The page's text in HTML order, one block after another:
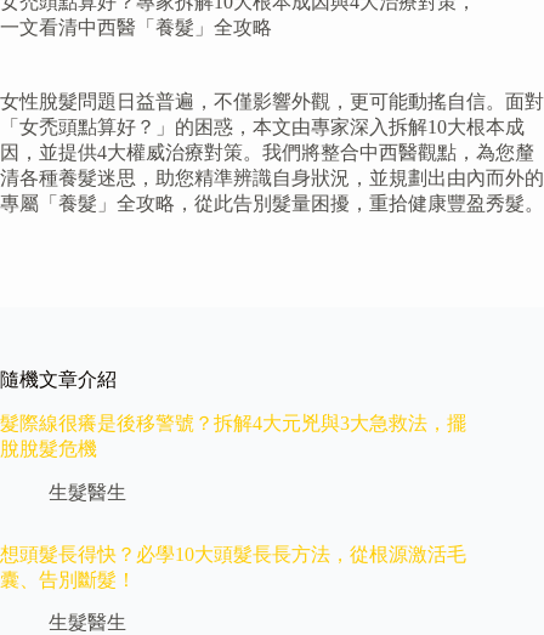
一文看清中西醫「養髮」全攻略
女性脫髮問題日益普遍，不僅影響外觀，更可能動搖自信。面對
「女禿頭點算好？」的困惑，本文由專家深入拆解10大根本成
因，並提供4大權威治療對策。我們將整合中西醫觀點，為您釐
清各種養髮迷思，助您精準辨識自身狀況，並規劃出由內而外的
專屬「養髮」全攻略，從此告別髮量困擾，重拾健康豐盈秀髮。
隨機文章介紹
髮際線很癢是後移警號？拆解4大元兇與3大急救法，擺
脫脫髮危機
生髮醫生
想頭髮長得快？必學10大頭髮長長方法，從根源激活毛
囊、告別斷髮！
生髮醫生